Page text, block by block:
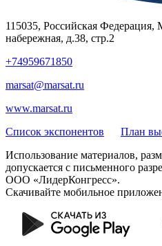
115035, Российская Федерация,
набережная, д.38, стр.2
+74959671850
marsat@marsat.ru
www.marsat.ru
Список экспонентов
План
Использование материалов,
допускается с письменного
ООО «ЛидерКонгресс».
Скачивайте мобильное